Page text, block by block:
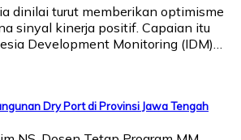
dinilai turut memberikan optimisme
sinyal kinerja positif. Capaian itu
Development Monitoring (IDM)…
Dry Port di Provinsi Jawa Tengah